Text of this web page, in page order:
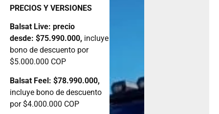
PRECIOS Y VERSIONES
Balsat Live: precio
desde: $75.990.000, incluye
bono de descuento por
$5.000.000 COP
Balsat Feel: $78.990.000,
incluye bono de descuento
por $4.000.000 COP